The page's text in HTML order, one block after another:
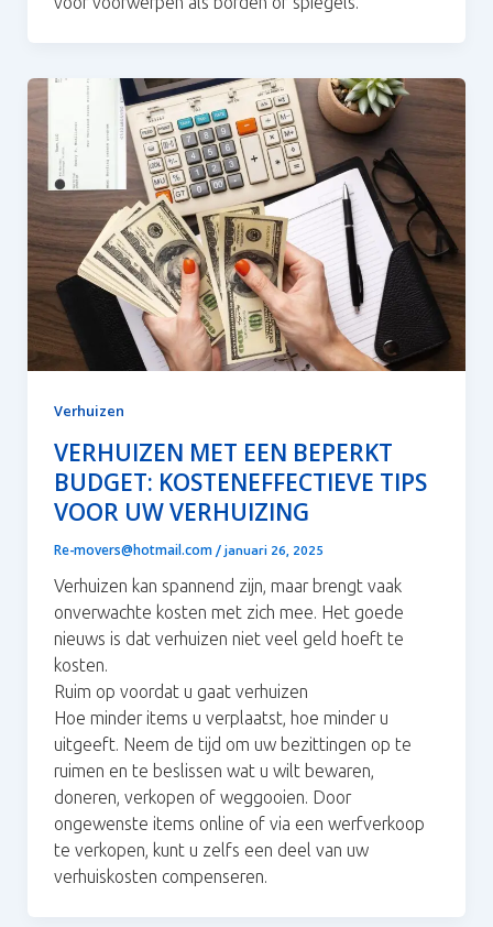
Verhuizen
VERHUIZEN MET EEN BEPERKT
BUDGET: KOSTENEFFECTIEVE TIPS
VOOR UW VERHUIZING
Re-movers@hotmail.com / januari 26, 2025
Verhuizen kan spannend zijn, maar brengt vaak
onverwachte kosten met zich mee. Het goede
nieuws is dat verhuizen niet veel geld hoeft te
kosten.
Ruim op voordat u gaat verhuizen
Hoe minder items u verplaatst, hoe minder u
uitgeeft. Neem de tijd om uw bezittingen op te
ruimen en te beslissen wat u wilt bewaren,
doneren, verkopen of weggooien. Door
ongewenste items online of via een werfverkoop
te verkopen, kunt u zelfs een deel van uw
verhuiskosten compenseren.